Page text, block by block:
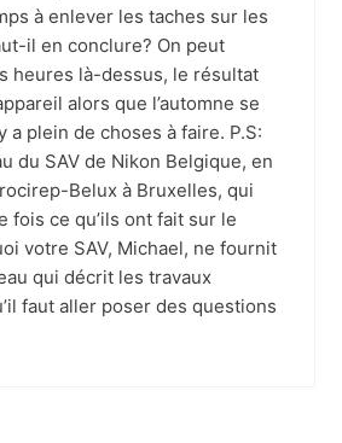
à enlever les taches sur les
il en conclure? On peut
heures là-dessus, le résultat
alors que l’automne se
a plein de choses à faire. P.S:
du SAV de Nikon Belgique, en
Belux à Bruxelles, qui
fois ce qu’ils ont fait sur le
votre SAV, Michael, ne fournit
qui décrit les travaux
faut aller poser des questions